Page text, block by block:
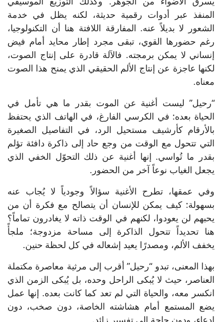
المنفذ عبر أدوات رقمية حديثة، لكنه يظل في خدمة
الشعور لا بديلاً عنه. المفارقة اللافتة هنا أن التكنولوجيا،
رغم حضورها القوي، تبقى مجرد إطار محايد أمام فيض
إنساني لا يمكن برمجته. فالآلة قادرة على إنتاج الصوت،
لكنها عاجزة عن إنتاج الألم الحقيقي الذي يمنح هذا الصوت
معناه.
“رحيل” ليست أغنية عن الموت بقدر ما هي تأمل في
الحياة بعده: في الكرسي الفارغ، في الهاتف الذي يحتفظ
بالأرقام كأرشيف مستحيل الرد، في التفاصيل الصغيرة
التي تتحول مع الوقت من وجع حاد إلى ذاكرة دافئة تؤلم
بقدر ما تُواسي. إنها أغنية عن ذلك التحوّل الخفي الذي
يجعل الغياب نوعاً آخر من الحضور.
وفي عمقها، تطرح الأغنية سؤالاً وجودياً لا يُجاب عنه
بسهولة: كيف يمكن للإنسان أن يتصالح مع فكرة أن من
يحبهم لن يعودوا، لكنهم في الوقت ذاته لا يغادرون تماماً؟
هنا تحديداً تتحول الذاكرة إلى مساحة مزدوجة؛ ملجأً
يخفف الألم، ومصدرًا يعيد إشعاله في كل لحظة حنين.
بهذا المعنى، تبدو “رحيل” أقرب إلى مرثية معاصرة مكتملة
العناصر، حيث لا يُبكى الراحل وحده، بل يُبكى الزمن الذي
انكسر معه، والحياة التي لم تعد كما كانت بعده. إنها عمل
يضع المستمع أمام هشاشته الخاصة، دون صخب، دون
ادعاء، ودون حاجة إلى تفسير زائد.